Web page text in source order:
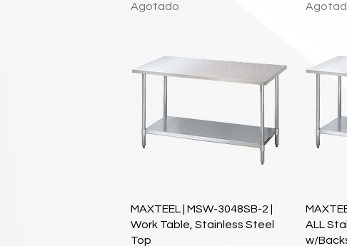
Agotado
Vista rápida
MAXTEEL | MSW-3048SB-2 |
Work Table, Stainless Steel
Top
ALL
w/